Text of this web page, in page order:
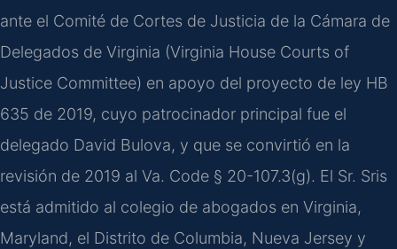
ante el Comité de Cortes de Justicia de la Cámara de
Delegados de Virginia (Virginia House Courts of
Justice Committee) en apoyo del proyecto de ley HB
635 de 2019, cuyo patrocinador principal fue el
delegado David Bulova, y que se convirtió en la
revisión de 2019 al Va. Code § 20-107.3(g). El Sr. Sris
está admitido al colegio de abogados en Virginia,
Maryland, el Distrito de Columbia, Nueva Jersey y